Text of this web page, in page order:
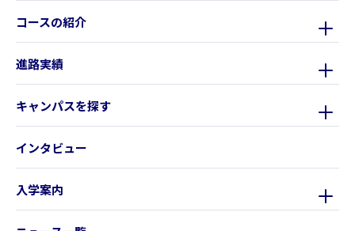
コースの紹介
進路実績
キャンパスを探す
インタビュー
入学案内